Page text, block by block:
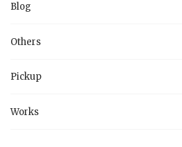
Blog
Others
Pickup
Works